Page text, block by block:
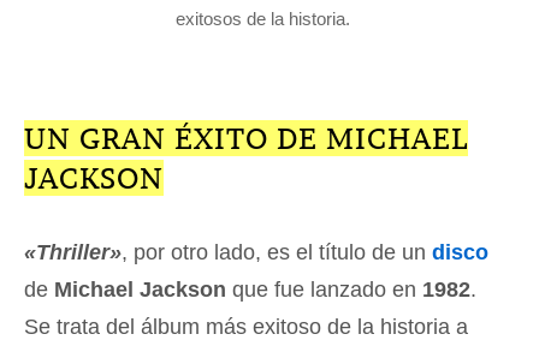
exitosos de la historia.
UN GRAN ÉXITO DE MICHAEL
JACKSON
«Thriller», por otro lado, es el título de un disco
de Michael Jackson que fue lanzado en 1982.
Se trata del álbum más exitoso de la historia a